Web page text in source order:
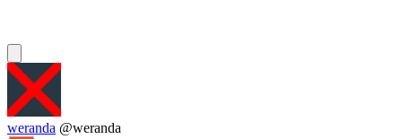
weranda @weranda